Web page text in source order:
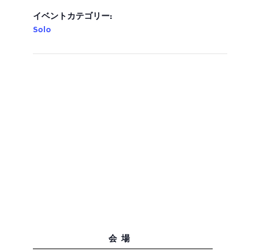
イベントカテゴリー:
Solo
会場